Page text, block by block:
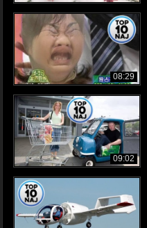
08:29
09:02